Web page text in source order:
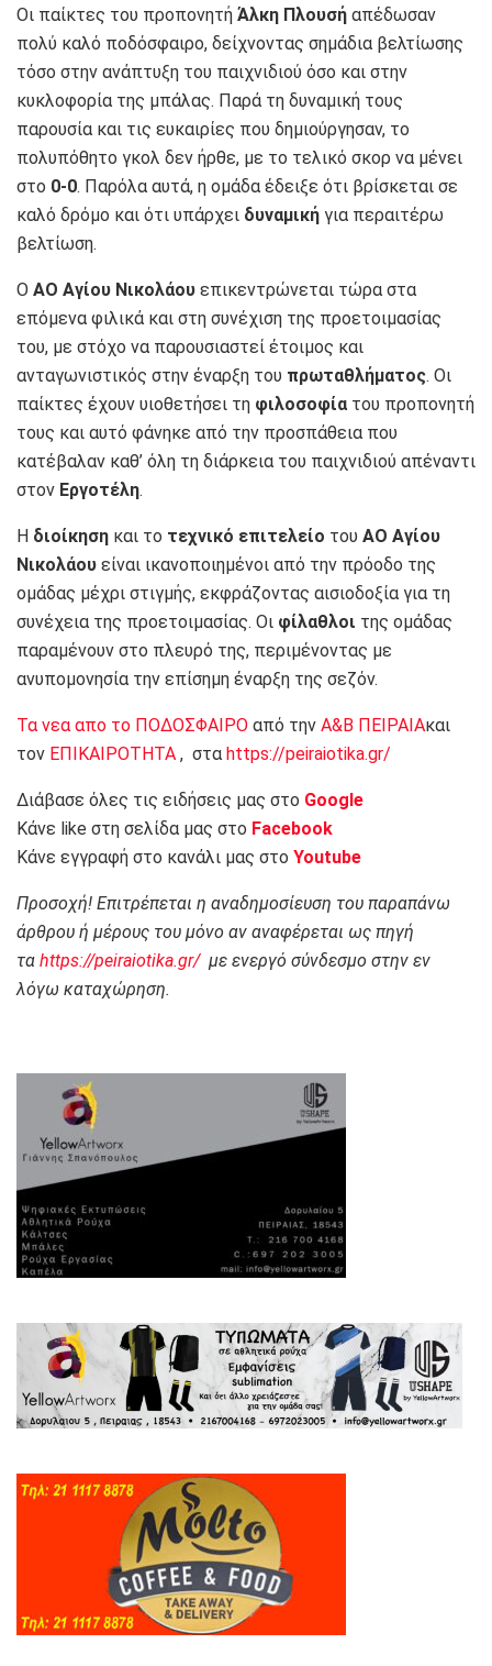
Οι παίκτες του προπονητή Άλκη Πλουσή απέδωσαν
πολύ καλό ποδόσφαιρο, δείχνοντας σημάδια βελτίωσης
τόσο στην ανάπτυξη του παιχνιδιού όσο και στην
κυκλοφορία της μπάλας. Παρά τη δυναμική τους
παρουσία και τις ευκαιρίες που δημιούργησαν, το
πολυπόθητο γκολ δεν ήρθε, με το τελικό σκορ να μένει
στο 0-0. Παρόλα αυτά, η ομάδα έδειξε ότι βρίσκεται σε
καλό δρόμο και ότι υπάρχει δυναμική για περαιτέρω
βελτίωση.
Ο ΑΟ Αγίου Νικολάου επικεντρώνεται τώρα στα
επόμενα φιλικά και στη συνέχιση της προετοιμασίας
του, με στόχο να παρουσιαστεί έτοιμος και
ανταγωνιστικός στην έναρξη του πρωταθλήματος. Οι
παίκτες έχουν υιοθετήσει τη φιλοσοφία του προπονητή
τους και αυτό φάνηκε από την προσπάθεια που
κατέβαλαν καθ’ όλη τη διάρκεια του παιχνιδιού απέναντι
στον Εργοτέλη.
Η διοίκηση και το τεχνικό επιτελείο του ΑΟ Αγίου
Νικολάου είναι ικανοποιημένοι από την πρόοδο της
ομάδας μέχρι στιγμής, εκφράζοντας αισιοδοξία για τη
συνέχεια της προετοιμασίας. Οι φίλαθλοι της ομάδας
παραμένουν στο πλευρό της, περιμένοντας με
ανυπομονησία την επίσημη έναρξη της σεζόν.
Τα νεα απο το ΠΟΔΟΣΦΑΙΡΟ από την Α&Β ΠΕΙΡΑΙΑκαι
τον ΕΠΙΚΑΙΡΟΤΗΤΑ , στα https://peiraiotika.gr/
Διάβασε όλες τις ειδήσεις μας στο Google
Κάνε like στη σελίδα μας στο Facebook
Κάνε εγγραφή στο κανάλι μας στο Youtube
Προσοχή! Επιτρέπεται η αναδημοσίευση του παραπάνω
άρθρου ή μέρους του μόνο αν αναφέρεται ως πηγή
τα https://peiraiotika.gr/με ενεργό σύνδεσμο στην εν
λόγω καταχώρηση.